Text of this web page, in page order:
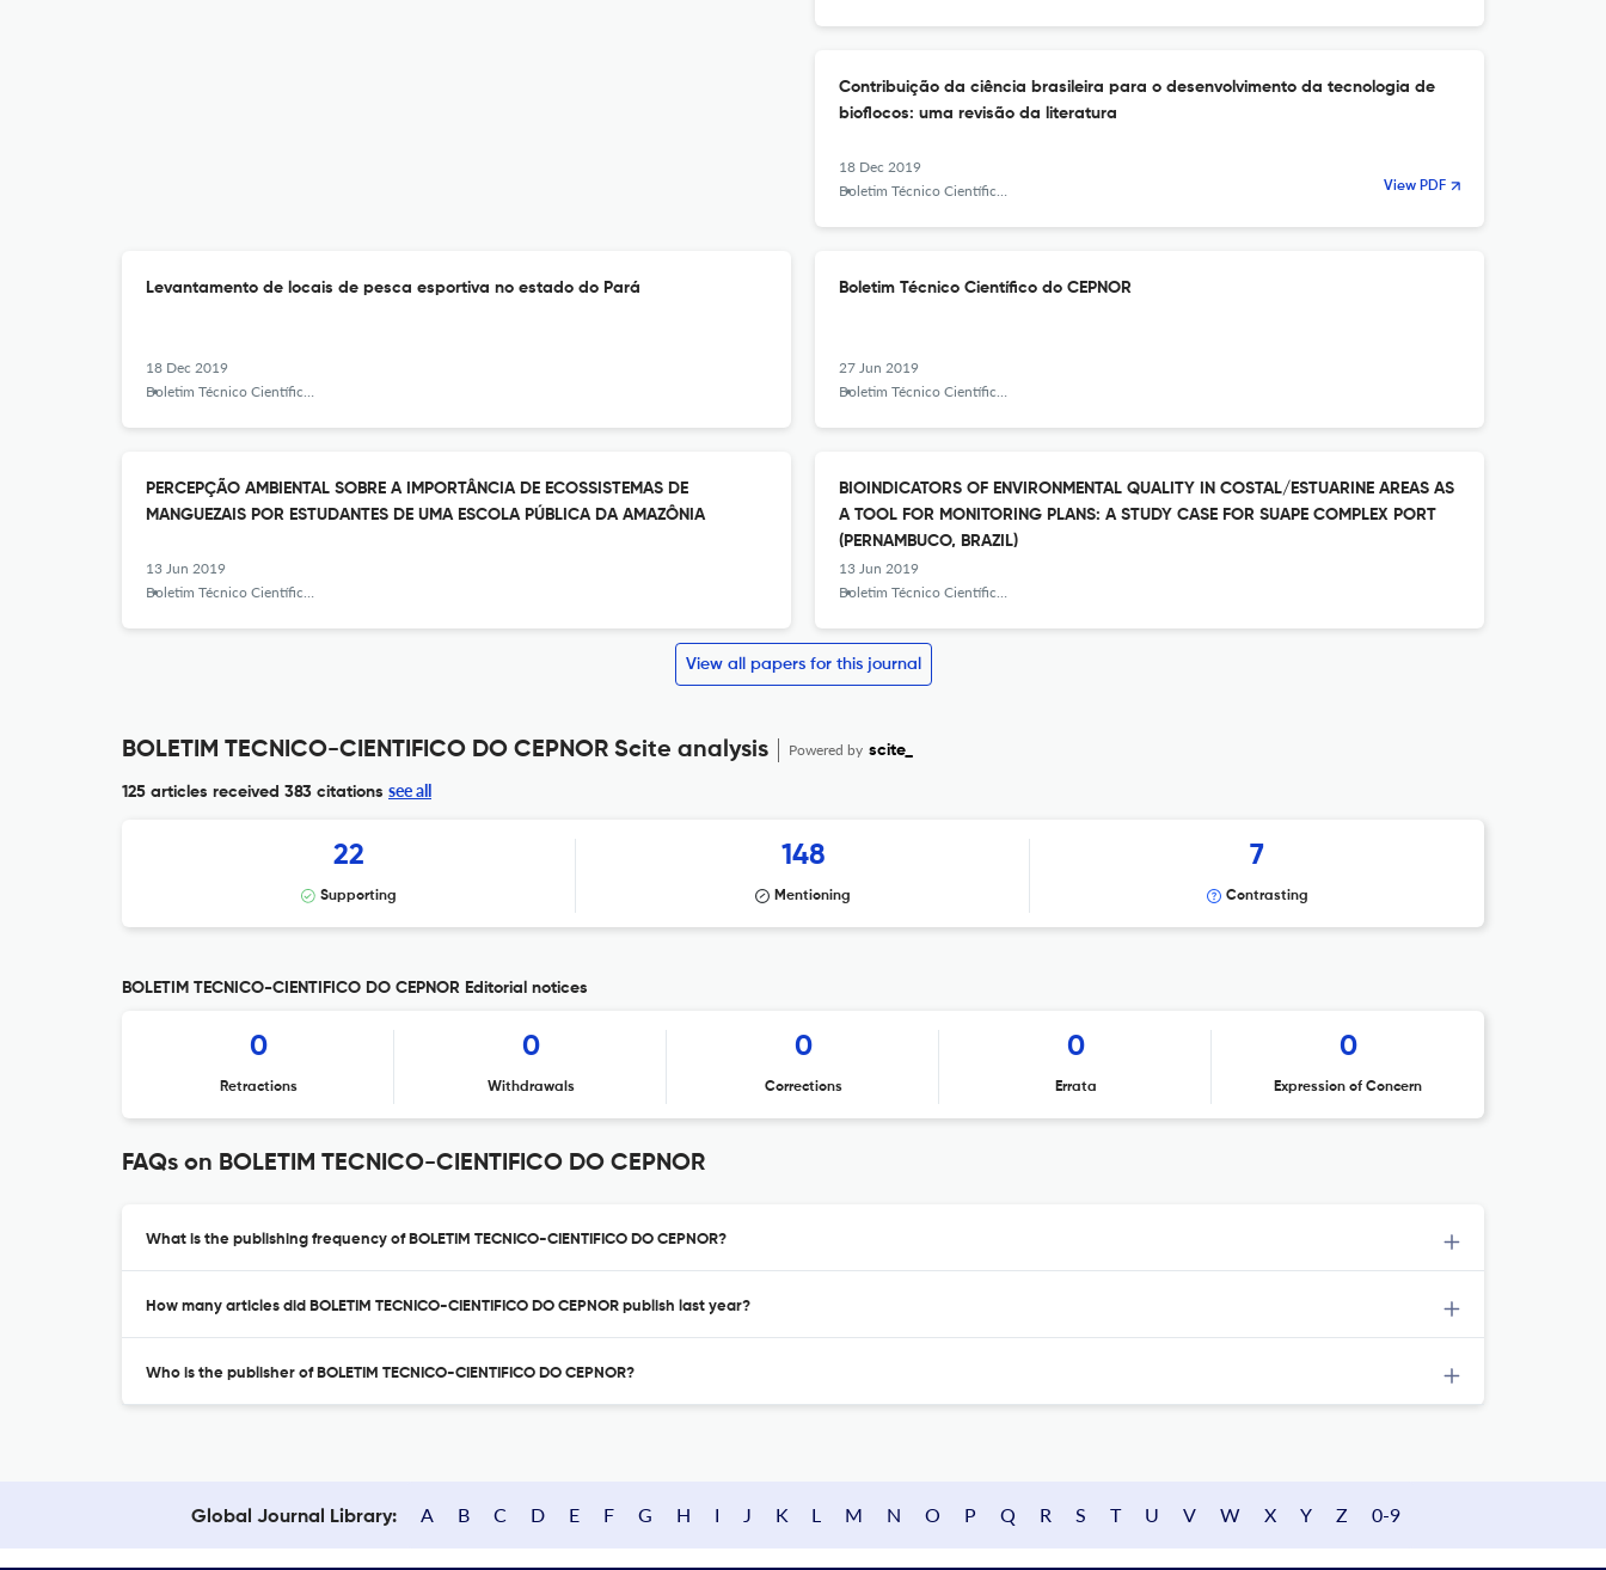
Contribuição da ciência brasileira para o desenvolvimento da tecnologia de
bioflocos: uma revisão da literatura
18 Dec 2019
Boletim Técnico Científico do CEPNOR
View PDF
Levantamento de locais de pesca esportiva no estado do Pará
18 Dec 2019
Boletim Técnico Científico do CEPNOR
Boletim Técnico Científico do CEPNOR
27 Jun 2019
Boletim Técnico Científico do CEPNOR
PERCEPÇÃO AMBIENTAL SOBRE A IMPORTÂNCIA DE ECOSSISTEMAS DE
MANGUEZAIS POR ESTUDANTES DE UMA ESCOLA PÚBLICA DA AMAZÔNIA
13 Jun 2019
Boletim Técnico Científico do CEPNOR
BIOINDICATORS OF ENVIRONMENTAL QUALITY IN COSTAL/ESTUARINE AREAS AS
A TOOL FOR MONITORING PLANS: A STUDY CASE FOR SUAPE COMPLEX PORT
(PERNAMBUCO, BRAZIL)
13 Jun 2019
Boletim Técnico Científico do CEPNOR
View all papers for this journal
BOLETIM TECNICO-CIENTIFICO DO CEPNOR Scite analysis Powered by scite_
125 articles received 383 citations see all
22
Supporting
148
Mentioning
7
Contrasting
BOLETIM TECNICO-CIENTIFICO DO CEPNOR Editorial notices
0
Retractions
0
Withdrawals
0
Corrections
0
Errata
0
Expression of Concern
FAQs on BOLETIM TECNICO-CIENTIFICO DO CEPNOR
What is the publishing frequency of BOLETIM TECNICO-CIENTIFICO DO CEPNOR?
How many articles did BOLETIM TECNICO-CIENTIFICO DO CEPNOR publish last year?
Who is the publisher of BOLETIM TECNICO-CIENTIFICO DO CEPNOR?
Global Journal Library: A B C D E F G H I J K L M N O P Q R S T U V W X Y Z 0-9